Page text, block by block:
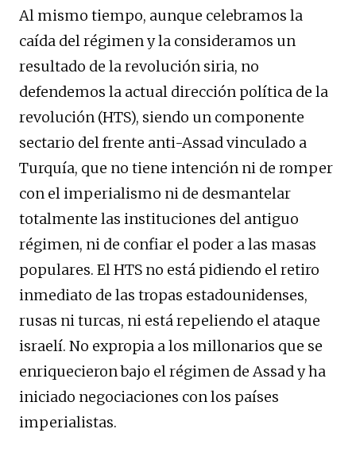
Al mismo tiempo, aunque celebramos la
caída del régimen y la consideramos un
resultado de la revolución siria, no
defendemos la actual dirección política de la
revolución (HTS), siendo un componente
sectario del frente anti-Assad vinculado a
Turquía, que no tiene intención ni de romper
con el imperialismo ni de desmantelar
totalmente las instituciones del antiguo
régimen, ni de confiar el poder a las masas
populares. El HTS no está pidiendo el retiro
inmediato de las tropas estadounidenses,
rusas ni turcas, ni está repeliendo el ataque
israelí. No expropia a los millonarios que se
enriquecieron bajo el régimen de Assad y ha
iniciado negociaciones con los países
imperialistas.